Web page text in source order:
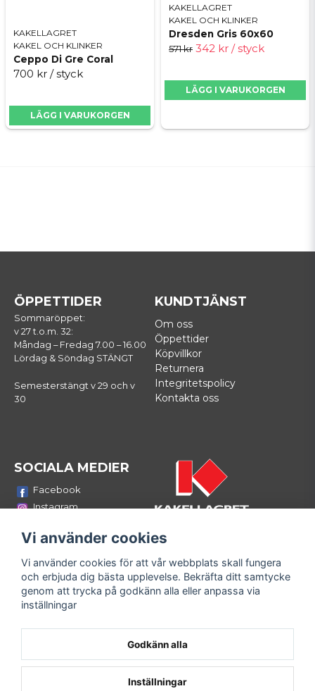
KAKELLAGRET
KAKEL OCH KLINKER
Ceppo Di Gre Coral
700 kr / styck
LÄGG I VARUKORGEN
KAKELLAGRET
KAKEL OCH KLINKER
Dresden Gris 60x60
571 kr 342 kr / styck
LÄGG I VARUKORGEN
ÖPPETTIDER
Sommaröppet:
v 27 t.o.m. 32:
Måndag – Fredag 7.00 – 16.00
Lördag & Söndag STÄNGT
Semesterstängt v 29 och v
30
KUNDTJÄNST
Om oss
Öppettider
Köpvillkor
Returnera
Integritetspolicy
Kontakta oss
SOCIALA MEDIER
Facebook
Instagram
LinkedIn
Bli medlem i vårt nyhetsbrev
email
Mejladress
Fyll i din e-mailadress och ta del av våra nyheter och
Vi använder cookies
Vi använder cookies för att vår webbplats skall fungera
och erbjuda dig bästa upplevelse. Bekräfta ditt samtycke
genom att trycka på godkänn alla eller anpassa via
inställningar
Godkänn alla
Inställningar